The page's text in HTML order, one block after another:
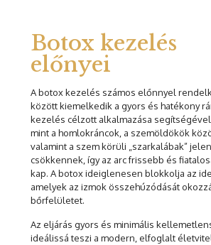
Botox kezelés
előnyei
A botox kezelés számos előnnyel
között kiemelkedik a gyors és hatékony
kezelés célzott alkalmazása segítségével
mint a homlokráncok, a szemöldökök
valamint a szem körüli „szarkalábak”
csökkennek, így az arc frissebb és
kap. A botox ideiglenesen blokkolja az
amelyek az izmok összehúzódását
bőrfelületet.
Az eljárás gyors és minimális
ideálissá teszi a modern, elfoglalt